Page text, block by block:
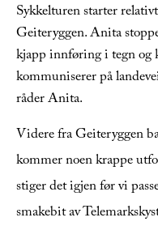
Sykkelturen starter
Geiteryggen. Anita
kjapp innføring i tegn og
kommuniserer på
råder Anita.
Videre fra Geiteryggen
kommer noen krappe
stiger det igjen før vi
smakebit av